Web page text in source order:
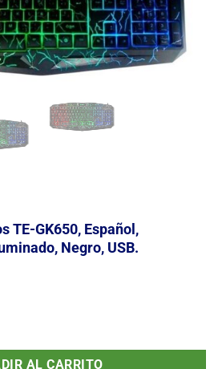
TE-GK650, Español,
Negro, USB.
GK650, Español, Multimedia, retro-
AL CARRITO